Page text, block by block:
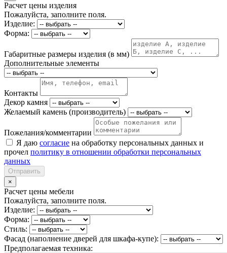
Расчет цены изделия
Пожалуйста, заполните поля.
Изделие:
Форма:
Габаритные размеры изделия (в мм)
Дополнительные элементы
Контакты
Декор камня
Желаемый камень (производитель)
Пожелания/комментарии
Я даю согласие на обработку персональных данных и
прочел политику в отношении обработки персональных
данных
Отправить
×
Расчет цены мебели
Пожалуйста, заполните поля.
Изделие:
Форма:
Стиль:
Фасад (наполнение дверей для шкафа-купе):
Предполагаемая техника: